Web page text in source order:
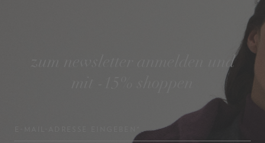
zum newsletter anmelden und